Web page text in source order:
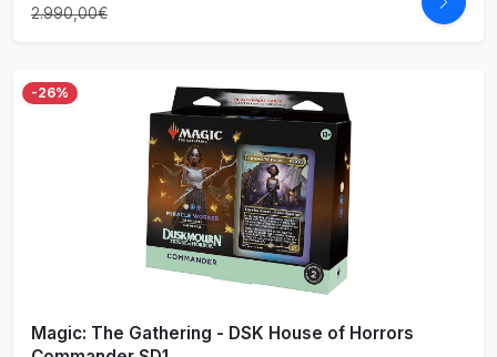
2.990,00€
-26%
Magic: The Gathering - DSK House of Horrors